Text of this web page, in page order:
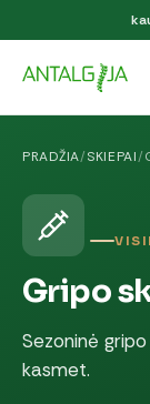
PRADŽIA/SKIEPAI/
Gripo
Sezoninė
kasmet.